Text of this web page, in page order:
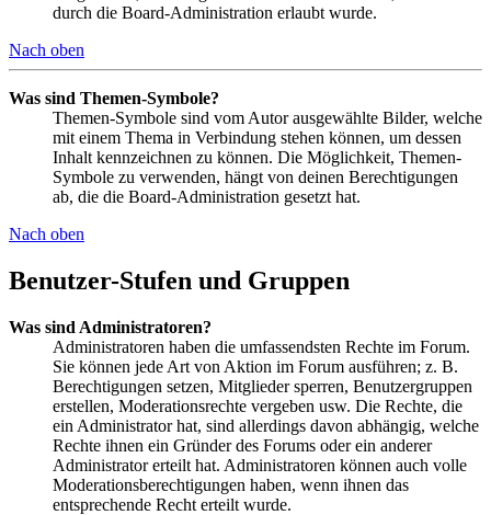
durch die Board-Administration erlaubt wurde.
Nach oben
Was sind Themen-Symbole?
Themen-Symbole sind vom Autor ausgewählte Bilder, welche
mit einem Thema in Verbindung stehen können, um dessen
Inhalt kennzeichnen zu können. Die Möglichkeit, Themen-
Symbole zu verwenden, hängt von deinen Berechtigungen
ab, die die Board-Administration gesetzt hat.
Nach oben
Benutzer-Stufen und Gruppen
Was sind Administratoren?
Administratoren haben die umfassendsten Rechte im Forum.
Sie können jede Art von Aktion im Forum ausführen; z. B.
Berechtigungen setzen, Mitglieder sperren, Benutzergruppen
erstellen, Moderationsrechte vergeben usw. Die Rechte, die
ein Administrator hat, sind allerdings davon abhängig, welche
Rechte ihnen ein Gründer des Forums oder ein anderer
Administrator erteilt hat. Administratoren können auch volle
Moderationsberechtigungen haben, wenn ihnen das
entsprechende Recht erteilt wurde.